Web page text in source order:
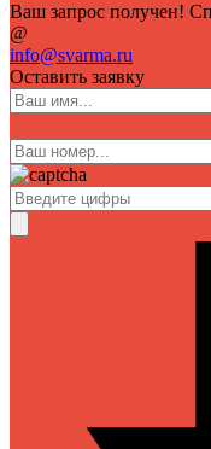
Ваш запрос получен!
@
info@svarma.ru
Оставить заявку